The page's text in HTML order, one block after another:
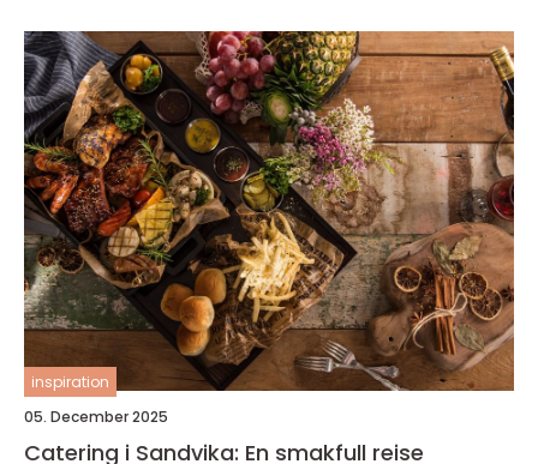
inspiration
05. December 2025
Catering i Sandvika: En smakfull reise